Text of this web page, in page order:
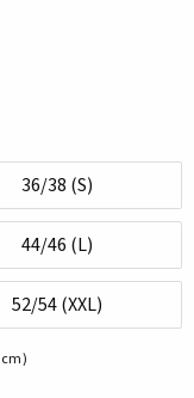
36/38 (S)
44/46 (L)
52/54 (XXL)
cm)